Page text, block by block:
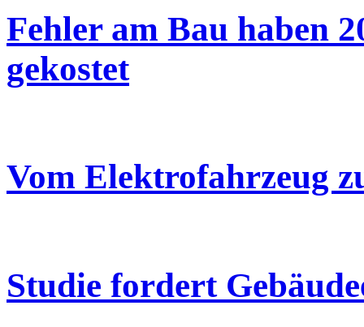
Fehler am Bau haben
gekostet
Vom Elektrofahrzeug
Studie fordert